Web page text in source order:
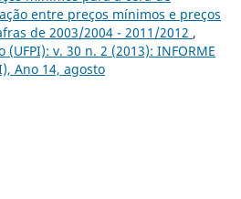
entre preços mínimos e preços
de 2003/2004 - 2011/2012 ,
v. 30 n. 2 (2013): INFORME
Ano 14, agosto